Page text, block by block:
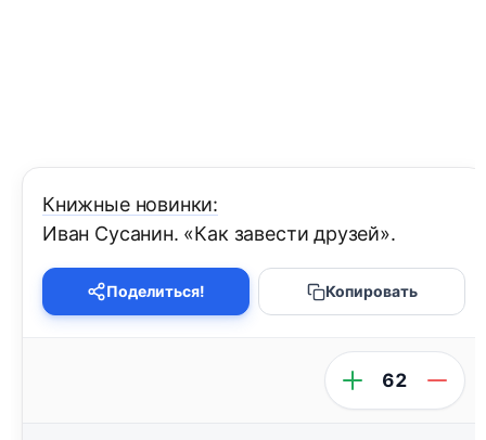
Книжные новинки:
Иван Сусанин. «Как завести друзей».
Поделиться! Копировать
62